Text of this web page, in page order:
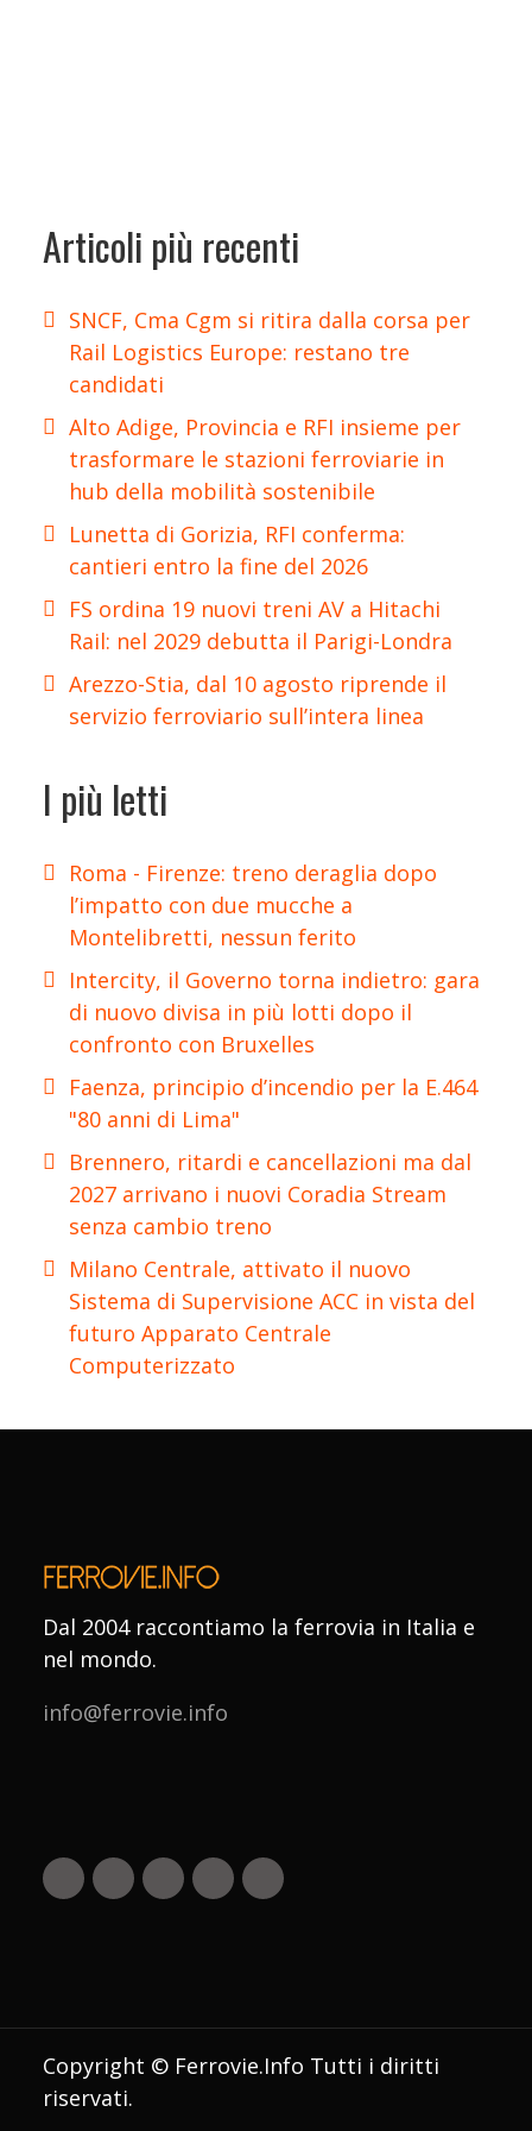
Articoli più recenti
SNCF, Cma Cgm si ritira dalla corsa per
Rail Logistics Europe: restano tre
candidati
Alto Adige, Provincia e RFI insieme per
trasformare le stazioni ferroviarie in
hub della mobilità sostenibile
Lunetta di Gorizia, RFI conferma:
cantieri entro la fine del 2026
FS ordina 19 nuovi treni AV a Hitachi
Rail: nel 2029 debutta il Parigi-Londra
Arezzo-Stia, dal 10 agosto riprende il
servizio ferroviario sull’intera linea
I più letti
Roma - Firenze: treno deraglia dopo
l’impatto con due mucche a
Montelibretti, nessun ferito
Intercity, il Governo torna indietro: gara
di nuovo divisa in più lotti dopo il
confronto con Bruxelles
Faenza, principio d’incendio per la E.464
"80 anni di Lima"
Brennero, ritardi e cancellazioni ma dal
2027 arrivano i nuovi Coradia Stream
senza cambio treno
Milano Centrale, attivato il nuovo
Sistema di Supervisione ACC in vista del
futuro Apparato Centrale
Computerizzato
Dal 2004 raccontiamo la ferrovia in Italia e
nel mondo.
info@ferrovie.info
Copyright © Ferrovie.Info Tutti i diritti
riservati.